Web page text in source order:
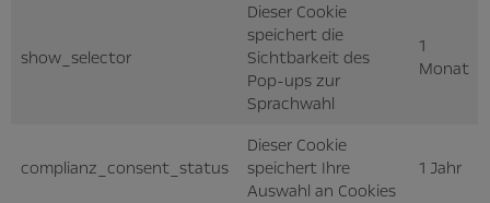
show_selector
Dieser Cookie
speichert die
Sichtbarkeit des
Pop-ups zur
Sprachwahl
1
Monat
complianz_consent_status
Dieser Cookie
speichert Ihre
Auswahl an Cookies
1 Jahr